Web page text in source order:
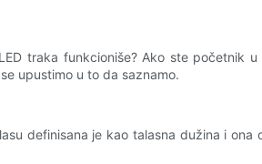
traka funkcioniše? Ako ste početnik
upustimo u to da saznamo.
definisana je kao talasna dužina i ona